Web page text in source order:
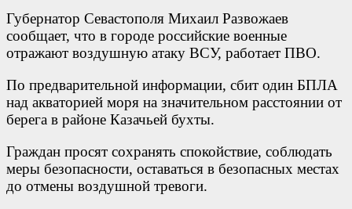
Губернатор Севастополя Михаил Развожаев
сообщает, что в городе российские военные
отражают воздушную атаку ВСУ, работает ПВО.
По предварительной информации, сбит один БПЛА
над акваторией моря на значительном расстоянии от
берега в районе Казачьей бухты.
Граждан просят сохранять спокойствие, соблюдать
меры безопасности, оставаться в безопасных местах
до отмены воздушной тревоги.